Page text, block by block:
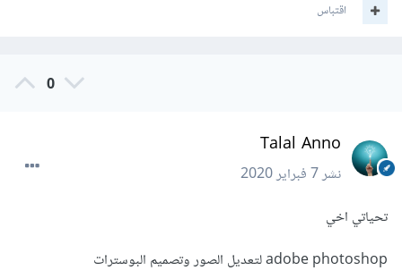
اقتباس
0
Talal Anno
نشر7 فبراير 2020
تحياتي اخي
adobe photoshop لتعديل الصور وتصميم البوسترات